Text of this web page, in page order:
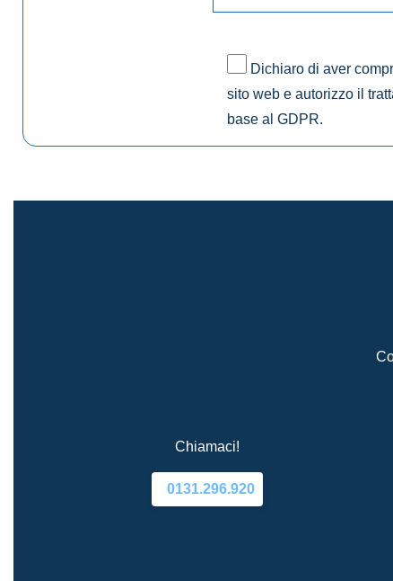
Dichiaro di aver
sito web e autorizzo il
base al GDPR.
Chiamaci!
0131.296.920